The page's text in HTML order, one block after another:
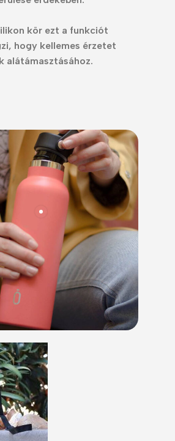
kör ezt a funkciót
hogy kellemes érzetet
alátámasztásához.